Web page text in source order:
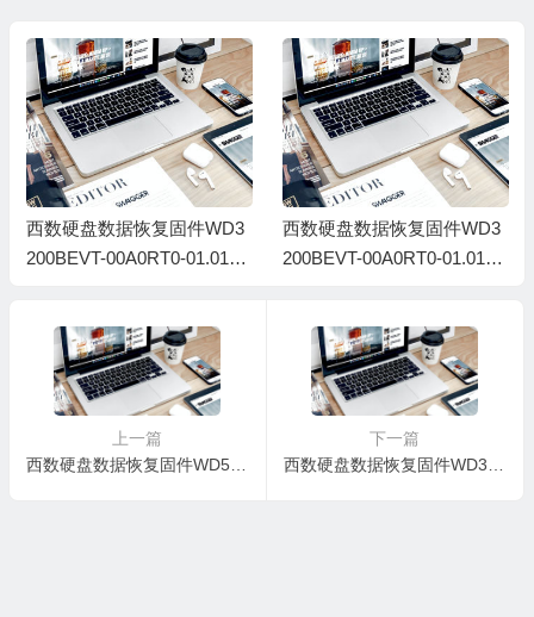
西数硬盘数据恢复固件WD3
200BEVT-00A0RT0-01.01A0
西数硬盘数据恢复固件WD3
200BEVT-00A0RT0-01.01A0
上一篇
西数硬盘数据恢复固件WD5000BEVT-00A0RT0-01.01A01-WD-WXE0AB9D2300-001300CC
下一篇